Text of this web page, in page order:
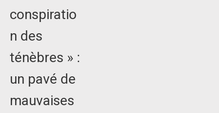
conspiratio
n des
ténèbres » :
un pavé de
mauvaises